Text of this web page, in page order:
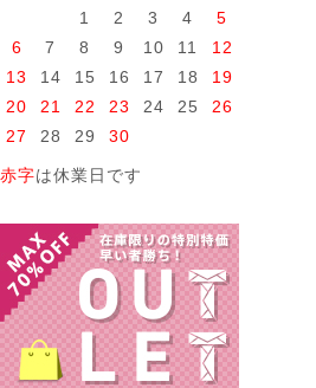
1
2 3 4
5
6
7 8 9 10 11
12
13
14 15 16 17 18
19
20
21 22 23 24 25
26
27
28 29 30
赤字は休業日です